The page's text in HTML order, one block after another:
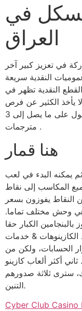
في
العراق
في تعزيز كبير آخر
النقدية سريعة
النقدية تظهر في
يأخذ الكثير عن فرص
للعب قادمة، والذي يمكنك من خلاله الحصول على ما يصل إلى 3
مترجمات .
هنا قمار
يمكنه البدء في لعب
المكاسب إلى نقاط
النقاط يفوزون بسعر
وحش مختلف تماما.
الكبار حقا
& خدمات
الحسابات، ولكن من
أكثر ألعاب كازينو
سترى ثلاثة صدورهم
التنين.
Cyber Club Casino